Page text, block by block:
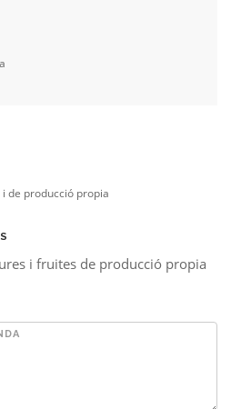
de producció propia
i fruites de producció propia